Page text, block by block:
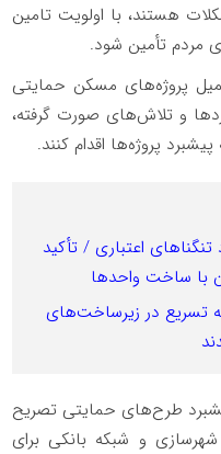
هستند، با اولویت تامین
مردم تأمین شود.
پروژه‌های مسکن حمایتی
و تلاش‌های صورت گرفته،
پروژه‌ها اقدام کنند.
اعتباری / تأکید
با ساخت واحدها
تسریع در زیرساخت‌های
طرح‌های حمایتی تصریح
و شبکه بانکی برای